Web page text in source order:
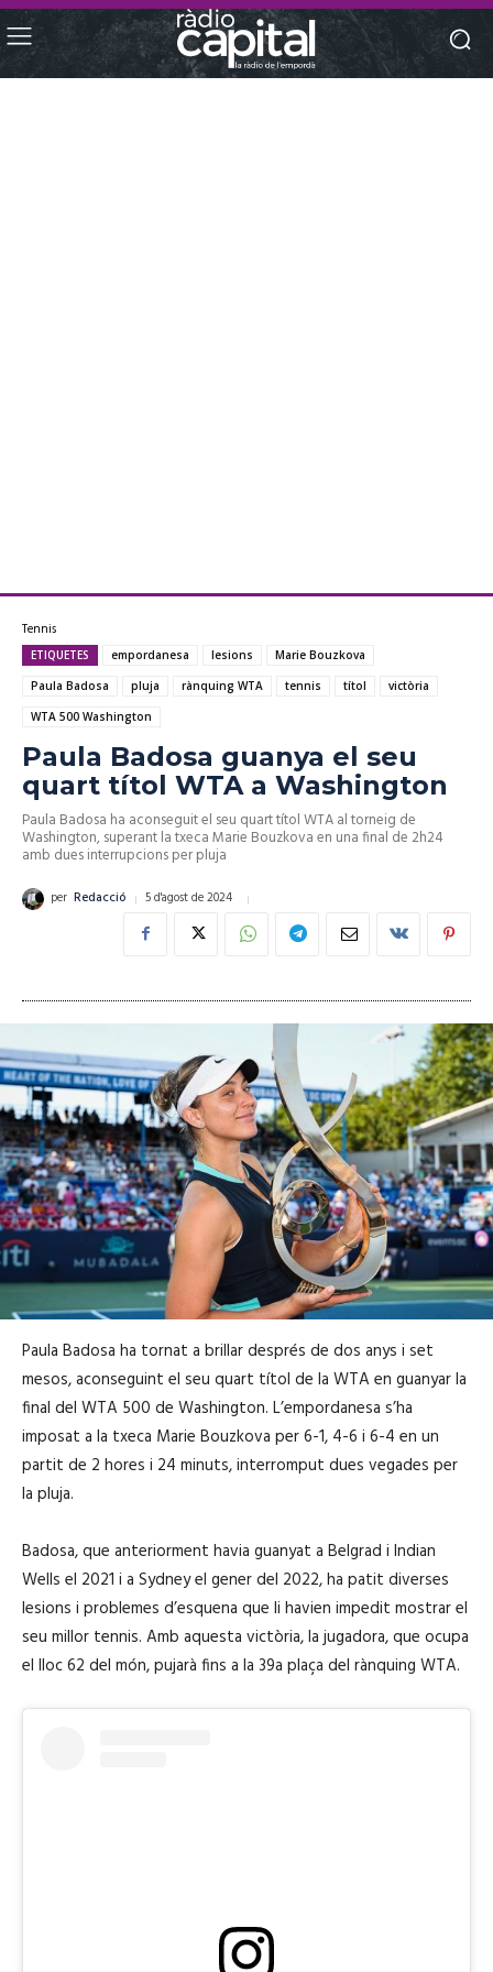
Tennis
ETIQUETES empordanesa lesions
Marie Bouzkova
Paula Badosa
pluja rànquing WTA tennis títol
victòria
WTA 500 Washington
Paula Badosa guanya el seu
quart títol WTA a Washington
Paula Badosa ha aconseguit el seu quart títol WTA al torneig de
Washington, superant la txeca Marie Bouzkova en una final de 2h24
amb dues interrupcions per pluja
per Redacció 5 d'agost de 2024
Paula Badosa ha tornat a brillar després de dos anys i set
mesos, aconseguint el seu quart títol de la WTA en guanyar la
final del WTA 500 de Washington. L’empordanesa s’ha
imposat a la txeca Marie Bouzkova per 6-1, 4-6 i 6-4 en un
partit de 2 hores i 24 minuts, interromput dues vegades per
la pluja.
Badosa, que anteriorment havia guanyat a Belgrad i Indian
Wells el 2021 i a Sydney el gener del 2022, ha patit diverses
lesions i problemes d’esquena que li havien impedit mostrar el
seu millor tennis. Amb aquesta victòria, la jugadora, que ocupa
el lloc 62 del món, pujarà fins a la 39a plaça del rànquing WTA.